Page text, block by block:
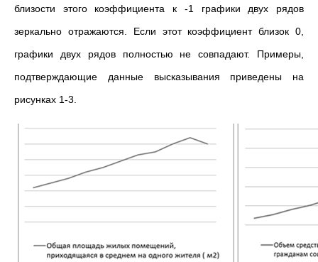
близости этого коэффициента к -1 графики двух рядов
зеркально отражаются. Если этот коэффициент близок 0,
графики двух рядов полностью не совпадают. Примеры,
подтверждающие данные высказывания приведены на
рисунках 1-3.